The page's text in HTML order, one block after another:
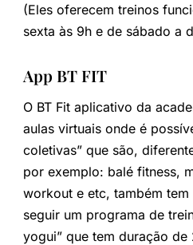
(Eles oferecem treinos
sexta às 9h e de sábado a
App BT FIT
O BT Fit aplicativo da
aulas virtuais onde é
coletivas” que são,
por exemplo: balé fitness,
workout e etc, também
seguir um programa de
yogui” que tem duração de